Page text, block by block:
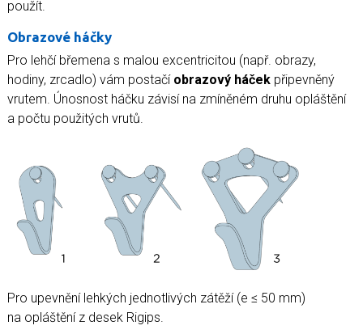
použít.
Obrazové háčky
Pro lehčí břemena s malou excentricitou (např. obrazy,
hodiny, zrcadlo) vám postačí obrazový háček připevněný
vrutem. Únosnost háčku závisí na zmíněném druhu opláštění
a počtu použitých vrutů.
Pro upevnění lehkých jednotlivých zátěží (e ≤ 50 mm)
na opláštění z desek Rigips.